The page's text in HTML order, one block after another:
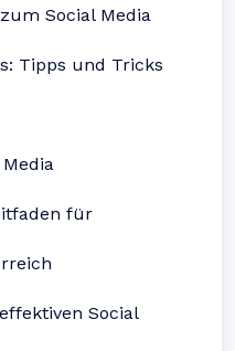
Social Media
Tipps und Tricks
für
Social